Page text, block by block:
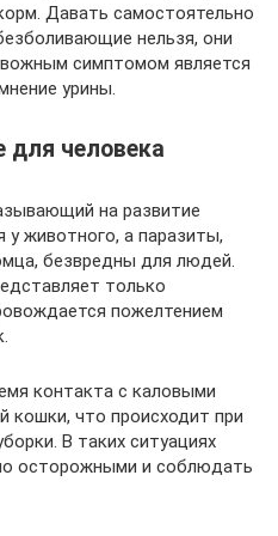
Давать самостоятельно
нельзя, они
симптомом является
урины.
для человека
на развитие
у животного, а паразиты,
безвредны для людей.
только
пожелтением
контакта с каловыми
кошки, что происходит при
В таких ситуациях
осторожными и соблюдать